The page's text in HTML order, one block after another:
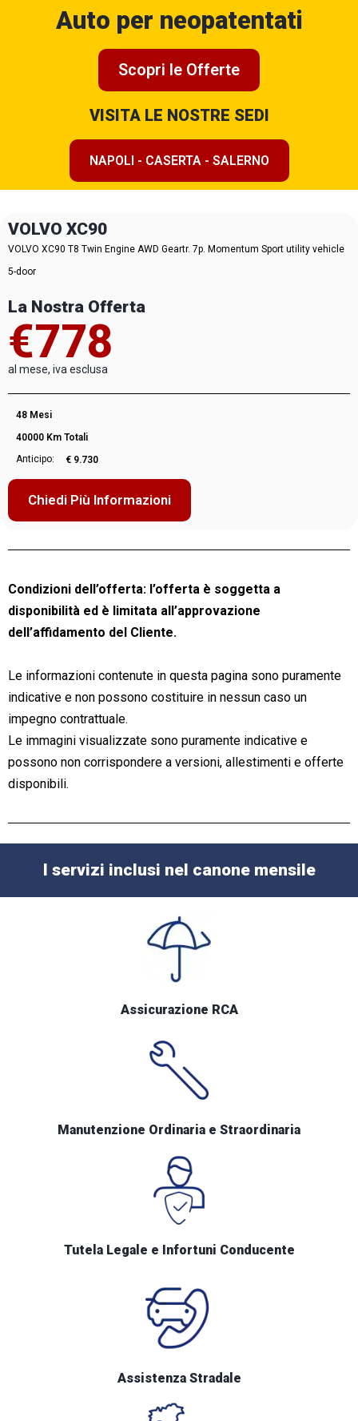
Auto per neopatentati
Scopri le Offerte
VISITA LE NOSTRE SEDI
NAPOLI - CASERTA - SALERNO
VOLVO XC90
VOLVO XC90 T8 Twin Engine AWD Geartr. 7p. Momentum Sport utility vehicle
5-door
La Nostra Offerta
€778
al mese, iva esclusa
48 Mesi
40000 Km Totali
Anticipo:
€ 9.730
Chiedi Più Informazioni
Condizioni dell’offerta: l’offerta è soggetta a
disponibilità ed è limitata all’approvazione
dell’affidamento del Cliente.
Le informazioni contenute in questa pagina sono puramente
indicative e non possono costituire in nessun caso un
impegno contrattuale.
Le immagini visualizzate sono puramente indicative e
possono non corrispondere a versioni, allestimenti e offerte
disponibili.
I servizi inclusi nel canone mensile
Assicurazione RCA
Manutenzione Ordinaria e Straordinaria
Tutela Legale e Infortuni Conducente
Assistenza Stradale